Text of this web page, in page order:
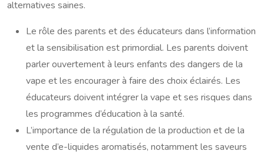
alternatives saines.
Le rôle des parents et des éducateurs dans l’information
et la sensibilisation est primordial. Les parents doivent
parler ouvertement à leurs enfants des dangers de la
vape et les encourager à faire des choix éclairés. Les
éducateurs doivent intégrer la vape et ses risques dans
les programmes d’éducation à la santé.
L’importance de la régulation de la production et de la
vente d’e-liquides aromatisés, notamment les saveurs